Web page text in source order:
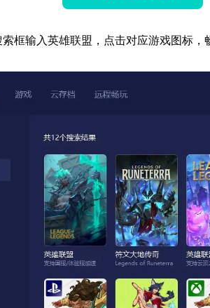
框输入英雄联盟，点击对应游戏图标，